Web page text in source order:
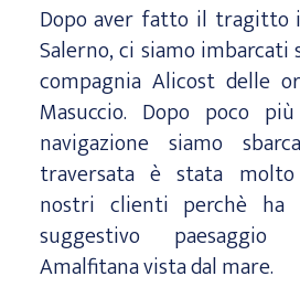
Dopo aver fatto il tragitto
Salerno, ci siamo imbarcati
compagnia Alicost delle
Masuccio. Dopo poco
navigazione siamo
traversata è stata
nostri clienti perchè
suggestivo paesaggio
Amalfitana vista dal mare.